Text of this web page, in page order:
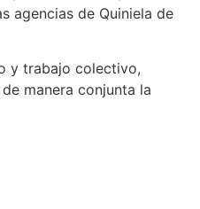
agencias de Quiniela de
y trabajo colectivo,
manera conjunta la